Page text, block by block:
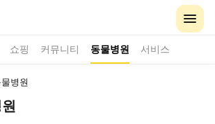
쇼핑 커뮤니티 동물병원 서비스
병원